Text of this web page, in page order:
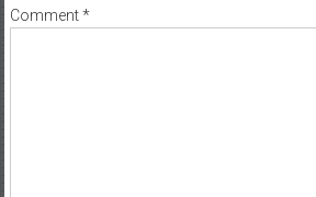
Comment*